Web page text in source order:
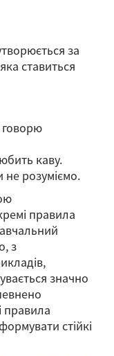
за
ставиться
каву.
розуміємо.
правила
з
значно
правила
стійкі